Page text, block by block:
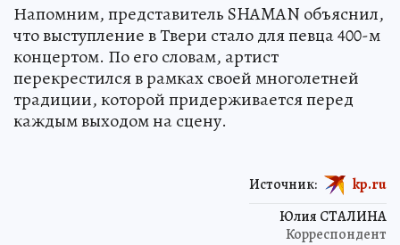
Напомним, представитель SHAMAN объяснил,
что выступление в Твери стало для певца 400-м
концертом. По его словам, артист
перекрестился в рамках своей многолетней
традиции, которой придерживается перед
каждым выходом на сцену.
Юлия СТАЛИНА
Корреспондент
Источник: kp.ru